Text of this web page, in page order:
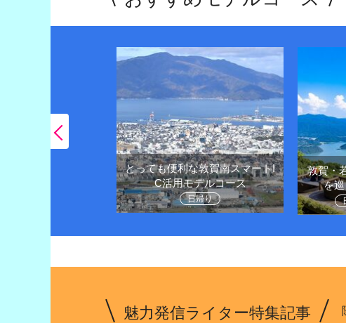
とっても便利な敦賀南スマートI
C活用モデルコース
日帰り
敦賀・
を
魅力発信ライター特集記事